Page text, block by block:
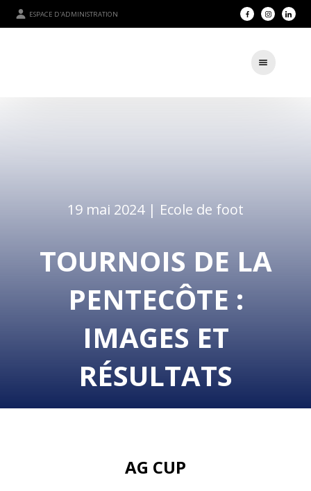
ESPACE D'ADMINISTRATION
19 mai 2024 | Ecole de foot
TOURNOIS DE LA
PENTECÔTE :
IMAGES ET
RÉSULTATS
AG CUP